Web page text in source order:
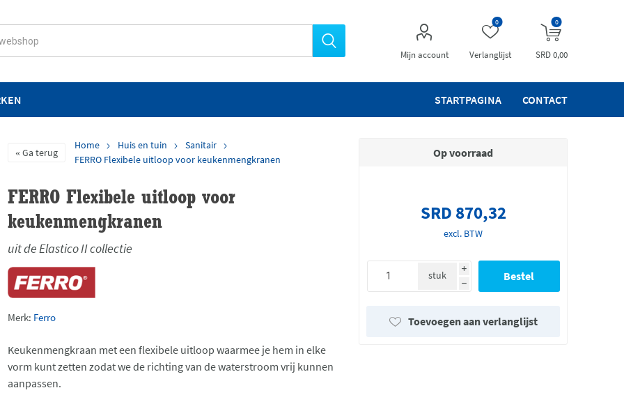
Mijn account Verlanglijst
0 0
SRD 0,00
STARTPAGINA CONTACT
Ga terug
Home Huis en tuin
Sanitair
FERRO Flexibele uitloop voor keukenmengkranen
FERRO Flexibele uitloop voor
keukenmengkranen
uit de Elastico II collectie
Merk: Ferro
Keukenmengkraan met een flexibele uitloop waarmee je hem in elke
vorm kunt zetten zodat we de richting van de waterstroom vrij kunnen
aanpassen.
Op voorraad
SRD 870,32
excl. BTW
i
h
stuk
Toevoegen aan verlanglijst